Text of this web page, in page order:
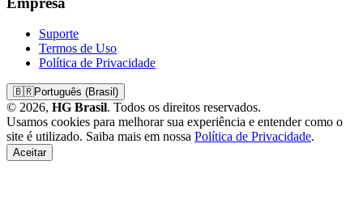
Suporte
Termos de Uso
Política de Privacidade
🇧🇷Português (Brasil)
© 2026, HG Brasil. Todos os direitos reservados.
Usamos cookies para melhorar sua experiência e entender como o
site é utilizado. Saiba mais em nossa Política de Privacidade.
Aceitar